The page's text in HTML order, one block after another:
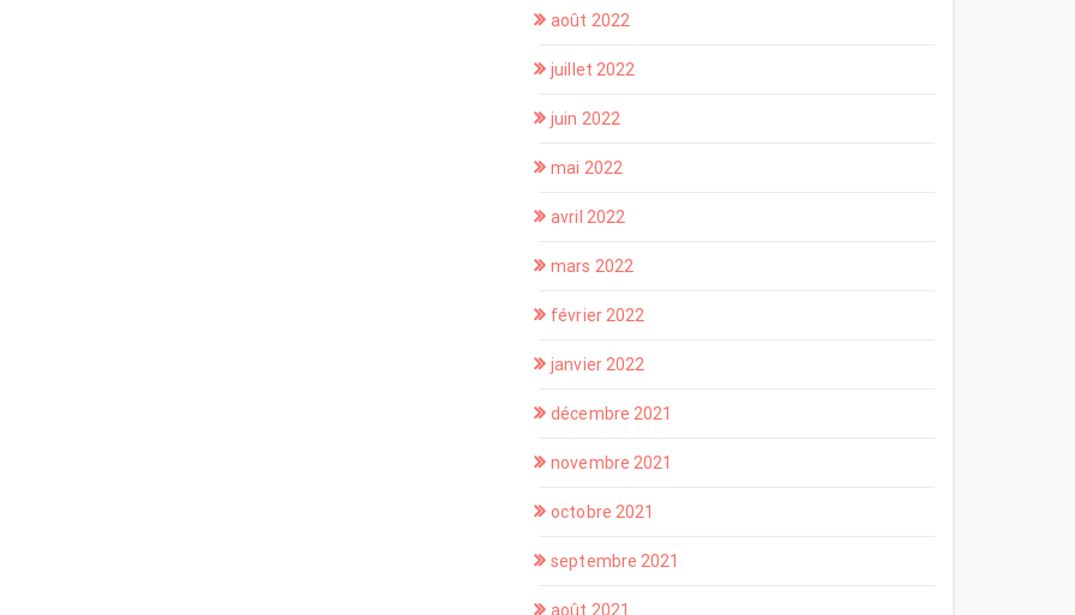
août 2022
juillet 2022
juin 2022
mai 2022
avril 2022
mars 2022
février 2022
janvier 2022
décembre 2021
novembre 2021
octobre 2021
septembre 2021
août 2021